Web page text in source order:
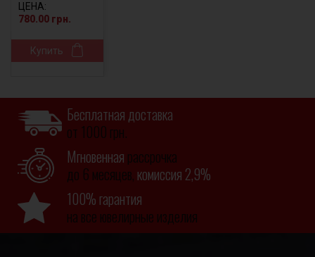
ЦЕНА:
780.00 грн.
Купить
Бесплатная доставка
от 1000 грн.
Мгновенная рассрочка
до 6 месяцев, комиссия 2,9%
100% гарантия
на все ювелирные изделия